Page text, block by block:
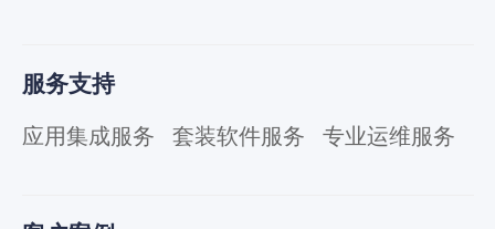
服务支持
应用集成服务 套装软件服务 专业运维服务